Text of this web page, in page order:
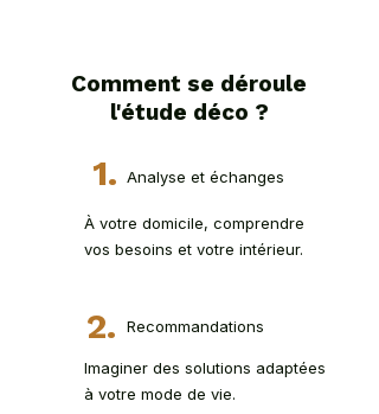
Comment se déroule
l'étude déco ?
1. Analyse et échanges
À votre domicile, comprendre
vos besoins et votre intérieur.
2. Recommandations
Imaginer des solutions adaptées
à votre mode de vie.